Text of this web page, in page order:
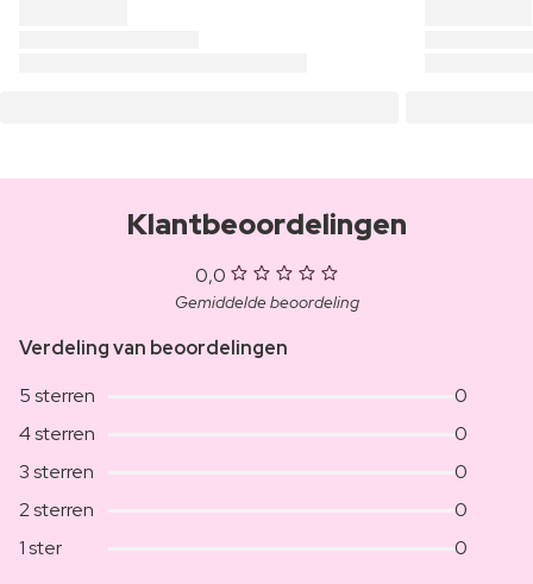
Klantbeoordelingen
0,0
Gemiddelde beoordeling
Verdeling van beoordelingen
5 sterren
0
4 sterren
0
3 sterren
0
2 sterren
0
1 ster
0